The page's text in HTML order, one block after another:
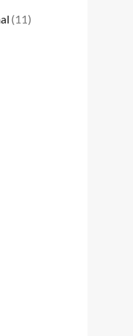
(11)